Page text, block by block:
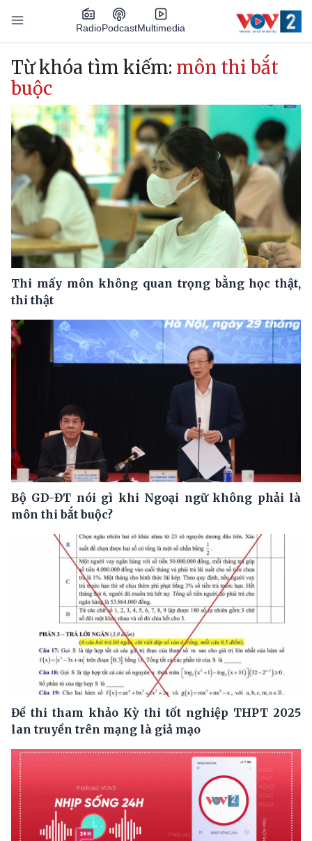
Nhảy đến nội dung
RadioPodcastMultimedia
Main navigation
Từ khóa tìm kiếm: môn thi bắt
buộc
Thi mấy môn không quan trọng bằng học thật,
thi thật
Bộ GD-ĐT nói gì khi Ngoại ngữ không phải là
môn thi bắt buộc?
Đề thi tham khảo Kỳ thi tốt nghiệp THPT 2025
lan truyền trên mạng là giả mạo